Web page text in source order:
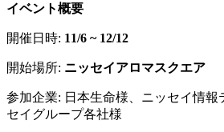
イベント概要
開催日時: 11/6 ~ 12/12
開始場所: ニッセイアロマスクエア
参加企業: 日本生命様、ニッセイ情報
セイグループ各社様